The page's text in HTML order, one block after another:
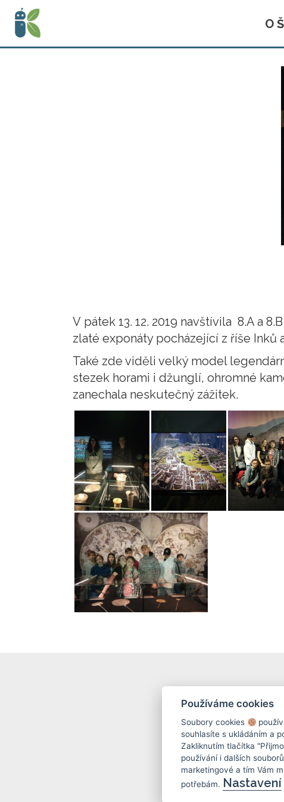
O
V pátek 13. 12. 2019 navštívila 8.A a
zlaté exponáty pocházející z říše Inků
Také zde viděli velký model
stezek horami i džunglí, ohromné
zanechala neskutečný zážitek.
(c)
Používáme cookies
Soubory cookies
souhlasíte s ukládáním a
Zakliknutím tlačítka
používání i dalších
marketingové a tím Vám
potřebám. Nastavení